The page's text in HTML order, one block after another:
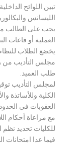
تبين اللوائح
الليسانس
يجب على الطالب
العملية أو قاعات
يخضع الطلاب
مجلس التأديب من
طلب العميد.
لمجلس التأديب
الكلية وللأساتذة
العقوبات في الحدود
مع مراعاة أحكام
للكليات تحديد نظم
فيما عدا امتحانات